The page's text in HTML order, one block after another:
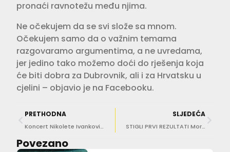
pronaći ravnotežu među njima.
Ne očekujem da se svi slože sa mnom.
Očekujem samo da o važnim temama
razgovaramo argumentima, a ne uvredama,
jer jedino tako možemo doći do rješenja koja
će biti dobra za Dubrovnik, ali i za Hrvatsku u
cjelini – objavio je na Facebooku.
PRETHODNA
Koncert Nikolete Ivanković odgođen, novi datum 24. lipnja 2026.
SLJEDEĆA
STIGLI PRVI REZULTATI More je za kupanje u našoj županiji uglavnom izvrsno!
Povezano